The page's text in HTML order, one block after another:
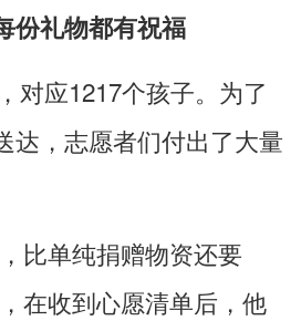
份礼物都有祝福
应1217个孩子。为了
达，志愿者们付出了大量
单纯捐赠物资还要
在收到心愿清单后，他